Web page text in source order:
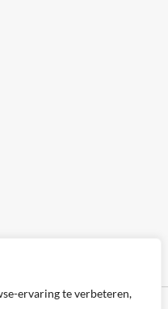
ervaring te verbeteren,